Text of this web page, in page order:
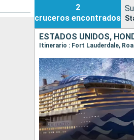
2
cruceros encontrados
ESTADOS UNIDOS,
Itinerario : Fort Lauderdale,